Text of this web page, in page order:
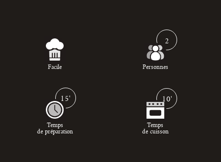
Facile
2
Personnes
15'
Temps
de préparation
10'
Temps
de cuisson